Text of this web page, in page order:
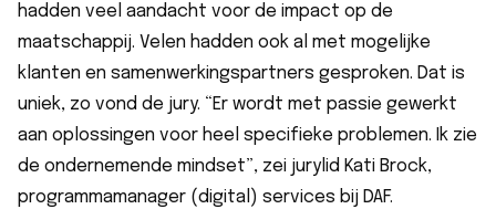
hadden veel aandacht voor de impact op de
maatschappij. Velen hadden ook al met mogelijke
klanten en samenwerkingspartners gesproken. Dat is
uniek, zo vond de jury. “Er wordt met passie gewerkt
aan oplossingen voor heel specifieke problemen. Ik zie
de ondernemende mindset”, zei jurylid Kati Brock,
programmamanager (digital) services bij DAF.